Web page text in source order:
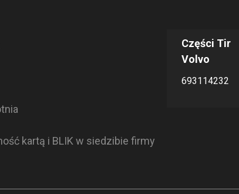
kartą i BLIK w siedzibie firmy
Części Tir
Volvo
693114232